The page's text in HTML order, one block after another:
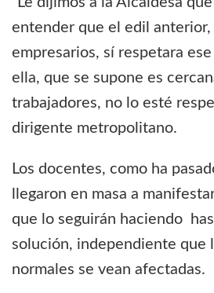
entender que el edil anterior,
empresarios, sí respetara
ella, que se supone es
trabajadores, no lo esté
dirigente metropolitano.
Los docentes, como ha
llegaron en masa a
que lo seguirán haciendo
solución, independiente que
normales se vean afectadas.